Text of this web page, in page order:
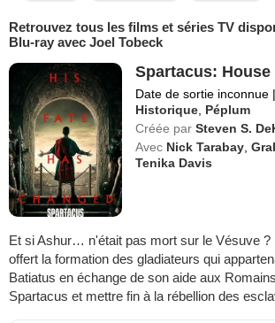
Retrouvez tous les films et séries TV
Blu-ray avec Joel Tobeck
Spartacus: House
Date de sortie inconnue |
Historique Péplum
Créée par Steven S.
Avec Nick Tarabay ,
Tenika Davis
Et si Ashur… n'était pas mort sur le Vésuve ?
offert la formation des gladiateurs qui
Batiatus en échange de son aide aux
Spartacus et mettre fin à la rébellion des